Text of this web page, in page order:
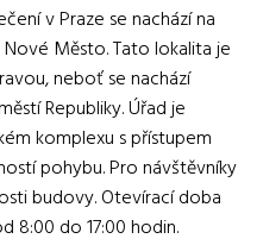
v Praze se nachází na
Nové Město. Tato lokalita je
neboť se nachází
Republiky. Úřad je
komplexu s přístupem
pohybu. Pro návštěvníky
budovy. Otevírací doba
8:00 do 17:00 hodin.